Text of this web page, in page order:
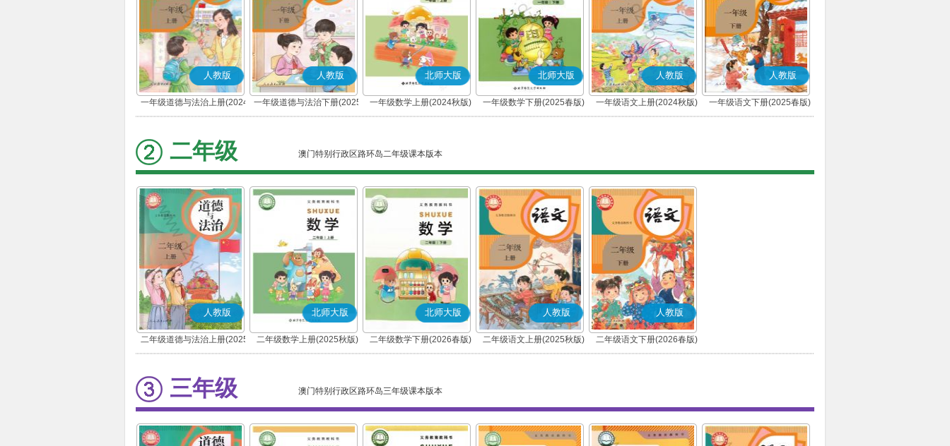
人教版
一年级道德与法治上册(2024
秋版)(部编版)
人教版
一年级道德与法治下册(2025
春版)(部编版)
北师大版
一年级数学上册(2024秋版)
北师大版
一年级数学下册(2025春版)
人教版
一年级语文上册(2024秋版)
(部编版)
人教版
一年级语文下册(2025春版)
(部编版)
二年级 澳门特别行政区路环岛二年级课本版本
人教版
二年级道德与法治上册(2025
秋版)(部编版)
北师大版
二年级数学上册(2025秋版)
北师大版
二年级数学下册(2026春版)
人教版
二年级语文上册(2025秋版)
(部编版)
人教版
二年级语文下册(2026春版)
(部编版)
三年级 澳门特别行政区路环岛三年级课本版本